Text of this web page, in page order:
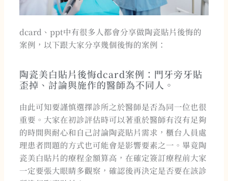
dcard、ppt中有很多人都會分享做陶瓷貼片後悔的
案例，以下跟大家分享幾個後悔的案例：
陶瓷美白貼片後悔dcard案例：門牙旁牙貼
歪掉、討論與施作的醫師為不同人。
由此可知要謹慎選擇診所之於醫師是否為同一位也很
重要。大家在初診評估時可以著重於醫師有沒有足夠
的時間與耐心和自己討論陶瓷貼片需求，櫃台人員處
理患者問題的方式也可能會是影響要素之一。畢竟陶
瓷美白貼片的療程金額算高，在確定簽訂療程前大家
一定要張大眼睛多觀察，確認後再決定是否要在該診